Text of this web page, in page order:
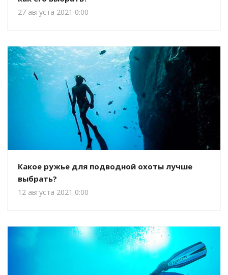
27 августа 2021 0:00
Какое ружье для подводной охоты лучше
выбрать?
12 августа 2021 0:00